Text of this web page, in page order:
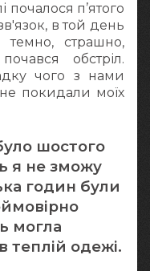
почалося п’ятого
в той день
темно, страшно,
обстріл.
чого з нами
покидали моїх
шостого
я не зможу
годин були
могла
теплій одежі.